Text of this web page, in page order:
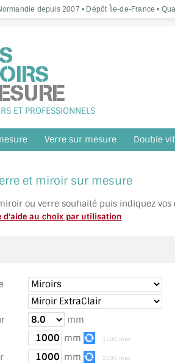
depuis 2007 • Dépôt Île-de-France •
ET PROFESSIONNELS
Verre sur mesure Double
et miroir sur mesure
ou verre souhaité puis indiquez
d'aide au choix par utilisation
mm
mm 1500 max
mm 2500 max